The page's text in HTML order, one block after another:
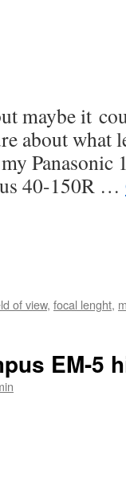
maybe it
about what
40-150R …
of view, focal lenght,
EM-5